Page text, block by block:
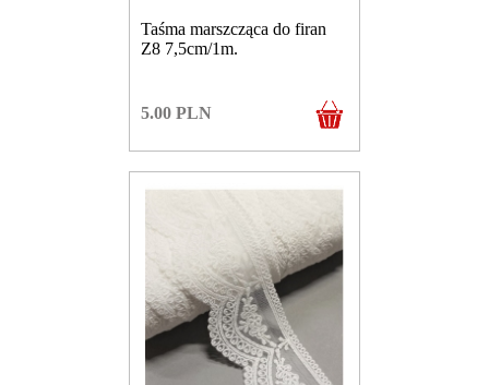
Taśma marszcząca do firan
Z8 7,5cm/1m.
5.00 PLN